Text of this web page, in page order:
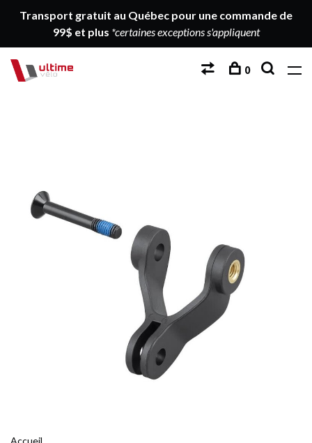
Transport gratuit au Québec pour une commande de
99$ et plus *certaines exceptions s'appliquent
0
Accueil